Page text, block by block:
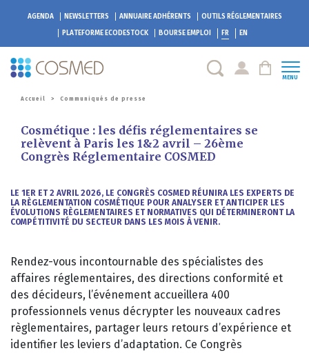
AGENDA NEWSLETTERS ANNUAIRE ADHÉRENTS
OUTILS RÉGLEMENTAIRES
PLATEFORME ECODESTOCK BOURSE EMPLOI FR EN
MENU
Accueil > Communiqués de presse
Cosmétique : les défis réglementaires se
relèvent à Paris les 1&2 avril – 26ème
Congrès Réglementaire COSMED
LE 1ER ET 2 AVRIL 2026, LE CONGRÈS COSMED RÉUNIRA LES EXPERTS DE
LA RÈGLEMENTATION COSMÉTIQUE POUR ANALYSER ET ANTICIPER LES
ÉVOLUTIONS RÈGLEMENTAIRES ET NORMATIVES QUI DÉTERMINERONT LA
COMPÉTITIVITÉ DU SECTEUR DANS LES MOIS À VENIR.
Rendez-vous incontournable des spécialistes des
affaires réglementaires, des directions conformité et
des décideurs, l’événement accueillera 400
professionnels venus décrypter les nouveaux cadres
règlementaires, partager leurs retours d’expérience et
identifier les leviers d’adaptation. Ce Congrès